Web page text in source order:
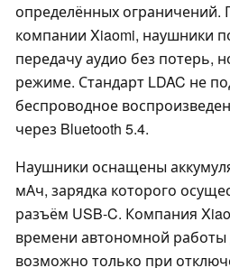
определённых ограничений.
компании Xiaomi, наушники
передачу аудио без потерь,
режиме. Стандарт LDAC не
беспроводное
через Bluetooth 5.4.
Наушники оснащены
мАч, зарядка которого
разъём USB-C. Компания
времени автономной работы
возможно только при